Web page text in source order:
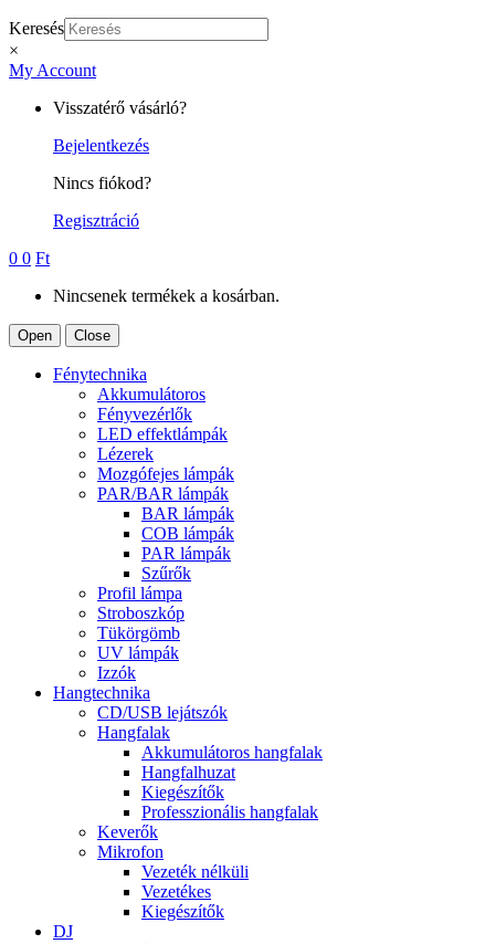
Keresés
×
My Account
Visszatérő vásárló?
Bejelentkezés
Nincs fiókod?
Regisztráció
0 0 Ft
Nincsenek termékek a kosárban.
Open Close
Fénytechnika
Akkumulátoros
Fényvezérlők
LED effektlámpák
Lézerek
Mozgófejes lámpák
PAR/BAR lámpák
BAR lámpák
COB lámpák
PAR lámpák
Szűrők
Profil lámpa
Stroboszkóp
Tükörgömb
UV lámpák
Izzók
Hangtechnika
CD/USB lejátszók
Hangfalak
Akkumulátoros hangfalak
Hangfalhuzat
Kiegészítők
Professzionális hangfalak
Keverők
Mikrofon
Vezeték nélküli
Vezetékes
Kiegészítők
DJ